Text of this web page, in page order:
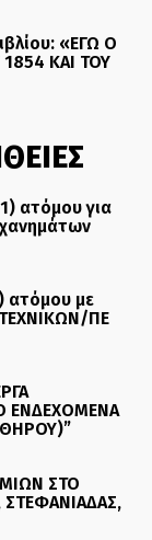
«ΕΓΩ Ο
ΚΑΙ ΤΟΥ
ατόμου για
ατόμου με
ΠΕ
ΕΝΔΕΧΟΜΕΝΑ
ΣΤΟ